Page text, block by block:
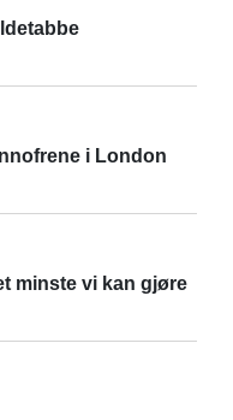
i London
minste vi kan gjøre